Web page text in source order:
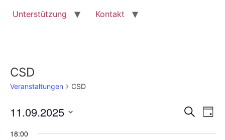
Unterstützung
Kontakt
CSD
Veranstaltungen CSD
SucheTag
11.09.2025
wählen.
18:00